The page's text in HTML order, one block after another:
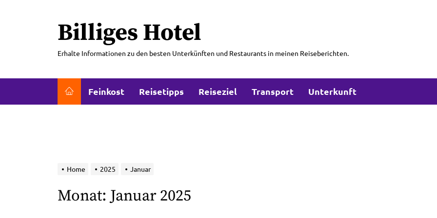
Billiges Hotel
Erhalte Informationen zu den besten Unterkünften und Restaurants in meinen Reiseberichten.
Feinkost Reisetipps Reiseziel Transport Unterkunft
Home 2025 Januar
Monat:Januar 2025